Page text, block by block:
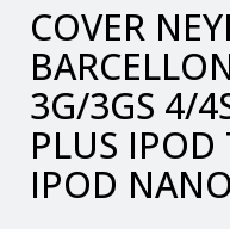
COVER
3G/3GS 4/
PLUS
IPOD